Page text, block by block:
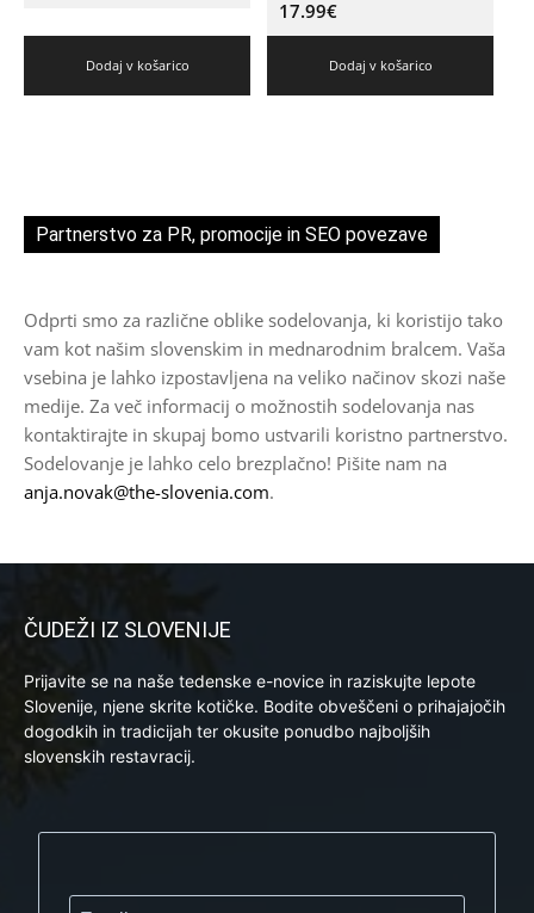
Dodaj v košarico
17.99€
Dodaj v košarico
Partnerstvo za PR, promocije in SEO povezave
Odprti smo za različne oblike sodelovanja, ki koristijo tako
vam kot našim slovenskim in mednarodnim bralcem. Vaša
vsebina je lahko izpostavljena na veliko načinov skozi naše
medije. Za več informacij o možnostih sodelovanja nas
kontaktirajte in skupaj bomo ustvarili koristno partnerstvo.
Sodelovanje je lahko celo brezplačno! Pišite nam na
anja.novak@the-slovenia.com.
ČUDEŽI IZ SLOVENIJE
Prijavite se na naše tedenske e-novice in raziskujte lepote
Slovenije, njene skrite kotičke. Bodite obveščeni o prihajajočih
dogodkih in tradicijah ter okusite ponudbo najboljših
slovenskih restavracij.